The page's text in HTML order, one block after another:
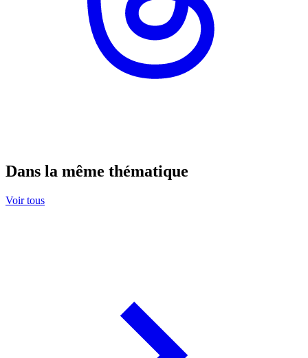
Dans la même thématique
Voir tous